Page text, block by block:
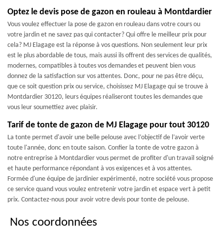
Optez le devis pose de gazon en rouleau à Montdardier
Vous voulez effectuer la pose de gazon en rouleau dans votre cours ou
votre jardin et ne savez pas qui contacter? Qui offre le meilleur prix pour
cela? MJ Elagage est la réponse à vos questions. Non seulement leur prix
est le plus abordable de tous, mais aussi ils offrent des services de qualités,
modernes, compatibles à toutes vos demandes et peuvent bien vous
donnez de la satisfaction sur vos attentes. Donc, pour ne pas être déçu,
que ce soit question prix ou service, choisissez MJ Elagage qui se trouve à
Montdardier 30120, leurs équipes réaliseront toutes les demandes que
vous leur soumettiez avec plaisir.
Tarif de tonte de gazon de MJ Elagage pour tout 30120
La tonte permet d'avoir une belle pelouse avec l’objectif de l’avoir verte
toute l'année, donc en toute saison. Confier la tonte de votre gazon à
notre entreprise à Montdardier vous permet de profiter d'un travail soigné
et haute performance répondant à vos exigences et à vos attentes.
Formée d'une équipe de jardinier expérimenté, notre société vous propose
ce service quand vous voulez entretenir votre jardin et espace vert à petit
prix. Contactez-nous pour avoir votre devis pour tonte de pelouse.
Nos coordonnées